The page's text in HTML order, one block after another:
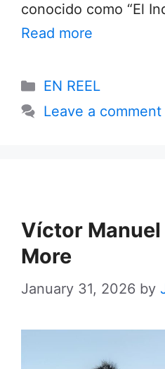
conocido como “El
Read more
Categories
EN REEL
Leave a comment
Víctor Manuel
More
January 31, 2026 by